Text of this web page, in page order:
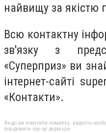
найвищу за якістю
Всю контактну
зв'язку з
«Суперприз» ви
інтернет-сайті
«Контакти».
Якщо ви помітили помилку, виділіть
повідомити про це редакцію